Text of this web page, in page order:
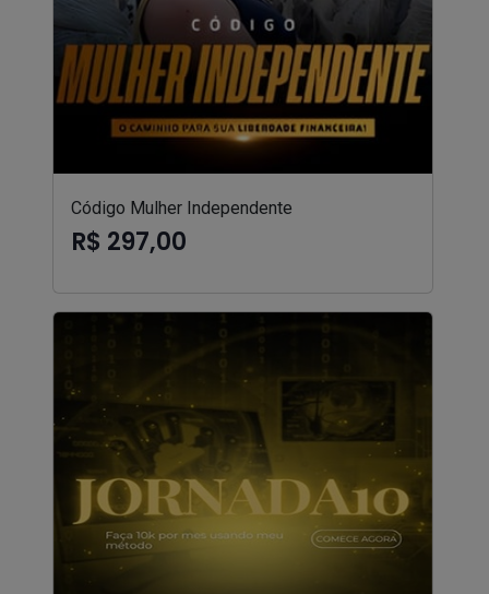
Código Mulher Independente
R$ 297,00